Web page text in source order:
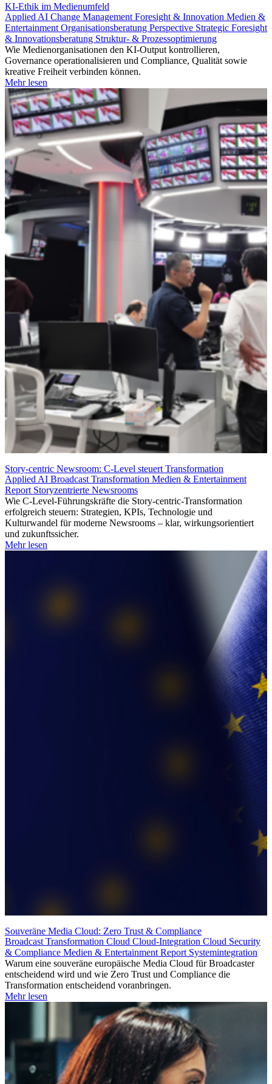
KI-Ethik im Medienumfeld
Applied AI Change Management Foresight & Innovation Medien &
Entertainment Organisationsberatung Perspective Strategic Foresight
& Innovationsberatung Struktur- & Prozessoptimierung
Wie Medienorganisationen den KI-Output kontrollieren,
Governance operationalisieren und Compliance, Qualität sowie
kreative Freiheit verbinden können.
Mehr lesen
Story-centric Newsroom: C-Level steuert Transformation
Applied AI Broadcast Transformation Medien & Entertainment
Report Storyzentrierte Newsrooms
Wie C-Level-Führungskräfte die Story-centric-Transformation
erfolgreich steuern: Strategien, KPIs, Technologie und
Kulturwandel für moderne Newsrooms – klar, wirkungsorientiert
und zukunftssicher.
Mehr lesen
Souveräne Media Cloud: Zero Trust & Compliance
Broadcast Transformation Cloud Cloud-Integration Cloud Security
& Compliance Medien & Entertainment Report Systemintegration
Warum eine souveräne europäische Media Cloud für Broadcaster
entscheidend wird und wie Zero Trust und Compliance die
Transformation entscheidend voranbringen.
Mehr lesen